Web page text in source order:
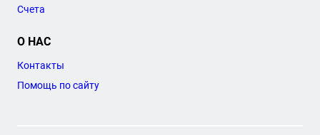
Счета
О НАС
Контакты
Помощь по сайту